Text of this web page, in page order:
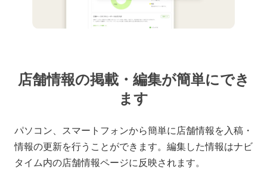
店舗情報の掲載・編集が簡単にでき
ます
パソコン、スマートフォンから簡単に店舗情報を入稿・
情報の更新を行うことができます。編集した情報はナビ
タイム内の店舗情報ページに反映されます。